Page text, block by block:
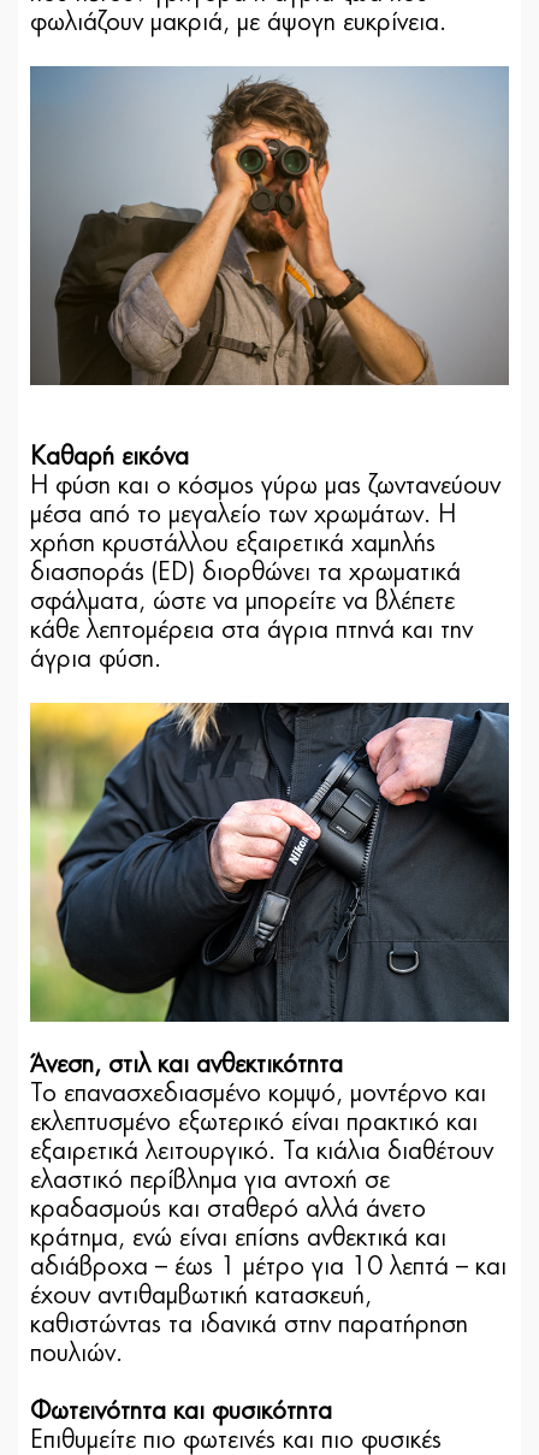
φωλιάζουν μακριά, με άψογη ευκρίνεια.
Καθαρή εικόνα
Η φύση και ο κόσμος γύρω μας ζωντανεύουν
μέσα από το μεγαλείο των χρωμάτων. Η
χρήση κρυστάλλου εξαιρετικά χαμηλής
διασποράς (ED) διορθώνει τα χρωματικά
σφάλματα, ώστε να μπορείτε να βλέπετε
κάθε λεπτομέρεια στα άγρια πτηνά και την
άγρια φύση.
Άνεση, στιλ και ανθεκτικότητα
Το επανασχεδιασμένο κομψό, μοντέρνο και
εκλεπτυσμένο εξωτερικό είναι πρακτικό και
εξαιρετικά λειτουργικό. Τα κιάλια διαθέτουν
ελαστικό περίβλημα για αντοχή σε
κραδασμούς και σταθερό αλλά άνετο
κράτημα, ενώ είναι επίσης ανθεκτικά και
αδιάβροχα – έως 1 μέτρο για 10 λεπτά – και
έχουν αντιθαμβωτική κατασκευή,
καθιστώντας τα ιδανικά στην παρατήρηση
πουλιών.
Φωτεινότητα και φυσικότητα
Επιθυμείτε πιο φωτεινές και πιο φυσικές